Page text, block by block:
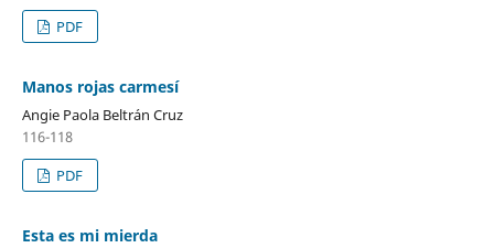
PDF
Manos rojas carmesí
Angie Paola Beltrán Cruz
116-118
PDF
Esta es mi mierda